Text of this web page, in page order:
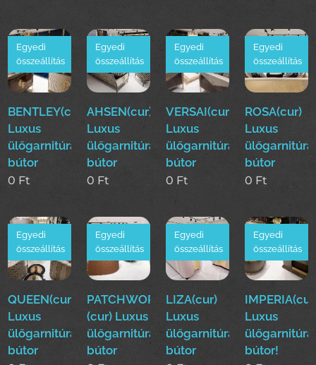
BENTLEY(cur)
Luxus
ülőgarnitúra
bútor
Egyedi
összeállítás
0 Ft
AHSEN(cur)
Luxus
ülőgarnitúra
bútor
Egyedi
összeállítás
0 Ft
VERSAI(cur)
Luxus
ülőgarnitúra
bútor
Egyedi
összeállítás
0 Ft
ROSA(cur)
Luxus
ülőgarnitúra
bútor
Egyedi
összeállítás
0 Ft
QUEEN(cur)
Luxus
ülőgarnitúra
bútor
Egyedi
összeállítás
PATCHWORK
(cur) Luxus
ülőgarnitúra
bútor
Egyedi
összeállítás
LIZA(cur)
Luxus
ülőgarnitúra
bútor
Egyedi
összeállítás
Luxus
ülőgarnitúra
bútor!
Egyedi
összeállítás